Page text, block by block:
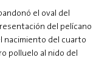
el oval del
del pelícano
nacimiento del cuarto
polluelo al nido del